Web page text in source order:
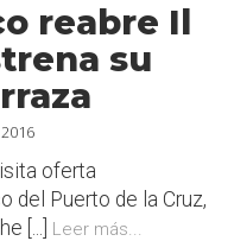
reabre Il
su
oferta
del Puerto de la Cruz,
[...] Leer más...